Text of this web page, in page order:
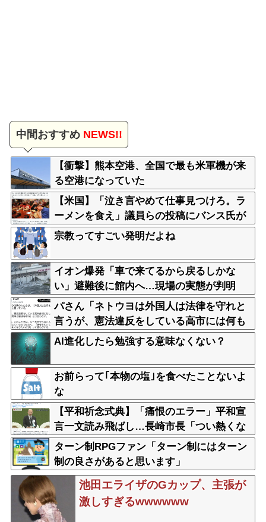
中間おすすめNEWS!!
【衝撃】熊本空港、全国で最も米軍機が来
る空港になっていた
【米国】「泣き言やめて仕事見つけろ。ラ
ーメンを食え」議員らの投稿にバンス氏が
猛反発…ブリトーの価格めぐる議論、共和
宗教ってすごい発明だよね
イオン爆発「車で来てるから戻るしかな
い」避難後に館内へ…現場の実態が判明
パさん「ネトウヨは外国人は法律を守れと
言うが、憲法違反をしている高市には何も
言わない」
AI進化したら勉強する意味なくない？
お前らって｢本物の塩｣を食べたことないよ
な
【平和祈念式典】「痛恨のエラー」平和宣
言一文読み飛ばし…長崎市長「つい熱くな
って」NPT義務履行求める重要一文
ターン制RPGファン「ターン制にはターン
制の良さがあると思います」
池田エライザのGカップ、主張が
激しすぎるwwwwww